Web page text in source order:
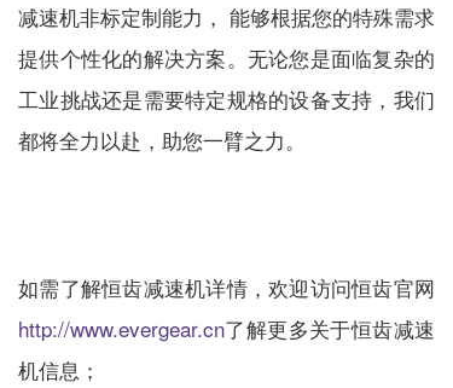
减速机非标定制能力， 能够根据您的特殊需求
提供个性化的解决方案。无论您是面临复杂的
工业挑战还是需要特定规格的设备支持，我们
都将全力以赴，助您一臂之力。
如需了解恒齿减速机详情，欢迎访问恒齿官网
http://www.evergear.cn了解更多关于恒齿减速
机信息；